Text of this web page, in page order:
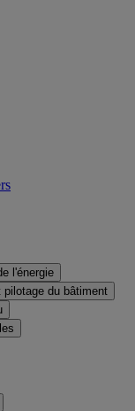
l'énergie
du bâtiment